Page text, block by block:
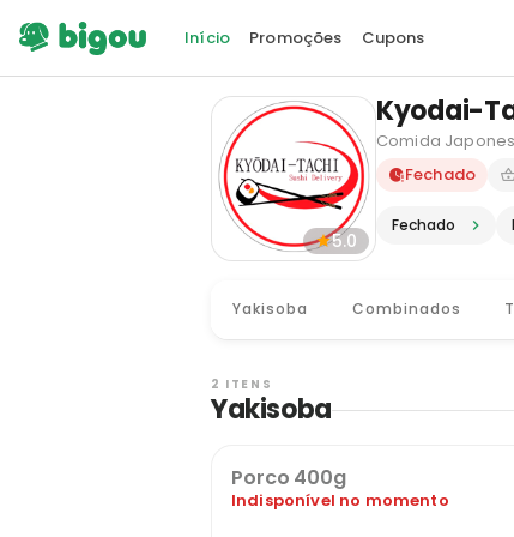
Início Promoções Cupons
5.0
Kyodai-
Comida
Delivery
Fechado
Fechado
Yakisoba Combinados
2 ITENS
Yakisoba
Porco 400g
Indisponível no momento